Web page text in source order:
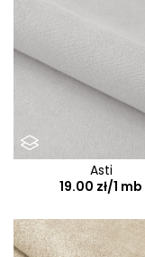
Asti
19.00 zł/1 mb